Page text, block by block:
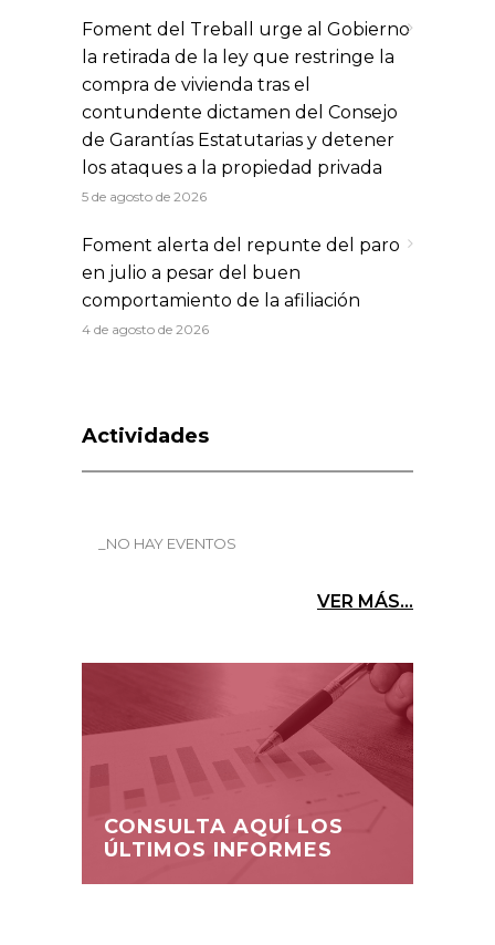
Foment del Treball urge al Gobierno
la retirada de la ley que restringe la
compra de vivienda tras el
contundente dictamen del Consejo
de Garantías Estatutarias y detener
los ataques a la propiedad privada
5 de agosto de 2026
Foment alerta del repunte del paro
en julio a pesar del buen
comportamiento de la afiliación
4 de agosto de 2026
Actividades
_NO HAY EVENTOS
VER MÁS...
CONSULTA AQUÍ LOS
ÚLTIMOS INFORMES